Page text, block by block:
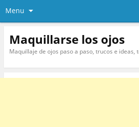
Menu
Maquillarse los ojos
Maquillaje de ojos paso a paso, trucos e ideas,